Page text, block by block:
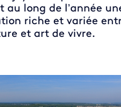
au long de l’année
riche et variée
et art de vivre.